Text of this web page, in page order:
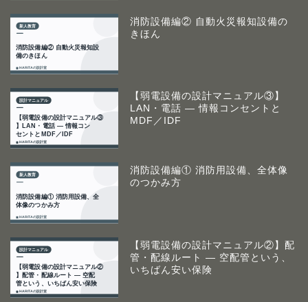
消防設備編② 自動火災報知設備の
きほん
【弱電設備の設計マニュアル③】
LAN・電話 ― 情報コンセントと
MDF／IDF
消防設備編① 消防用設備、全体像
のつかみ方
【弱電設備の設計マニュアル②】配
管・配線ルート ― 空配管という、
いちばん安い保険